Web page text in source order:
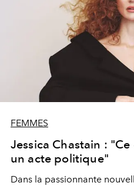
FEMMES
Jessica Chastain :
un acte politique"
Dans la passionnante